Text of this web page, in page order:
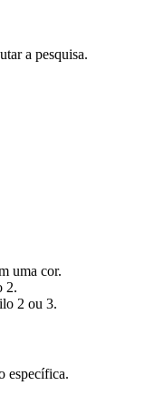
a pesquisa.
uma cor.
2.
2 ou 3.
específica.